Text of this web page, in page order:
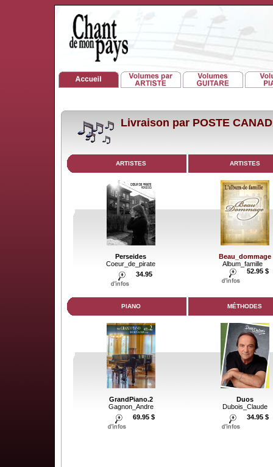
Livraison par POSTE
ARTISTES ARTISTES
Perseides
Coeur_de_pirate
34.95
Beau_dommage
Album_famille
52.95 $
PIANO MÉTHODES
GrandPiano.2
Gagnon_Andre
69.95 $
Duos
Dubois_Claude
34.95 $